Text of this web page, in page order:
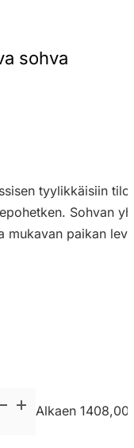
sohva
tyylikkäisiin
Sohvan
mukavan paikan
Alkaen 1408,00